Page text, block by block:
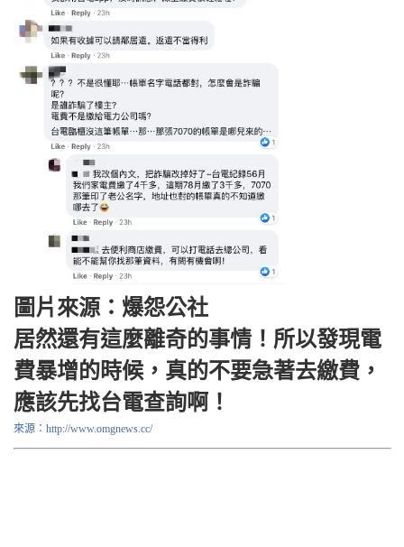
圖片來源：爆怨公社
居然還有這麼離奇的事情！所以發現電
費暴增的時候，真的不要急著去繳費，
應該先找台電查詢啊！
來源：http://www.omgnews.cc/